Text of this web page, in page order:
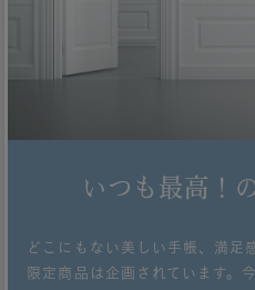
いつも最高！
どこにもない美しい手帳、満足
限定商品は企画されています。